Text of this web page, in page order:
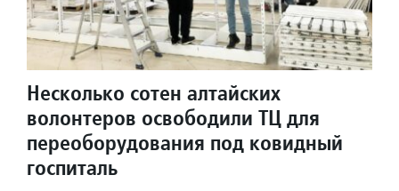
Несколько сотен алтайских
волонтеров освободили ТЦ для
переоборудования под ковидный
госпиталь